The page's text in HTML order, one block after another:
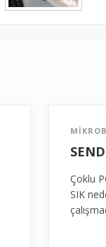
Çoklu
SIK